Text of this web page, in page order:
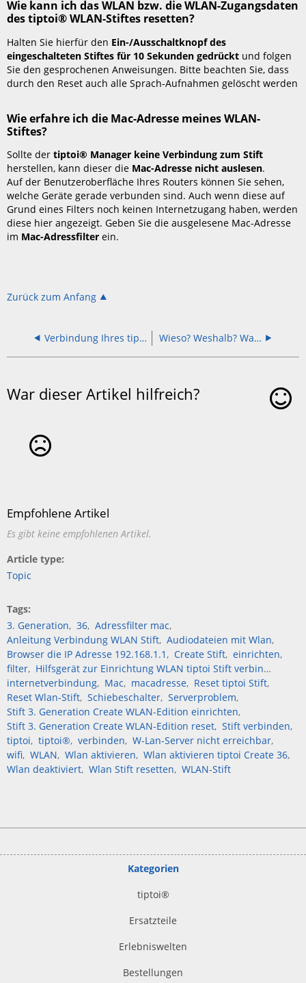
Wie kann ich das WLAN bzw. die WLAN-Zugangsdaten
des tiptoi® WLAN-Stiftes resetten?
Halten Sie hierfür den Ein-/Ausschaltknopf des
eingeschalteten Stiftes für 10 Sekunden gedrückt und folgen
Sie den gesprochenen Anweisungen. Bitte beachten Sie, dass
durch den Reset auch alle Sprach-Aufnahmen gelöscht werden
Wie erfahre ich die Mac-Adresse meines WLAN-
Stiftes?
Sollte dertiptoi® Manager keine Verbindung zum Stift
herstellen, kann dieser die Mac-Adresse nicht auslesen.
Auf der Benutzeroberfläche Ihres Routers können Sie sehen,
welche Geräte gerade verbunden sind. Auch wenn diese auf
Grund eines Filters noch keinen Internetzugang haben, werden
diese hier angezeigt. Geben Sie die ausgelesene Mac-Adresse
im Mac-Adressfilter ein.
Zurück zum Anfang
Verbindung Ihres tiptoi® Stiftes mit dem Computer Wieso? Weshalb? Warum? tiptoi® Unsere Jahreszeiten Update
War dieser Artikel hilfreich?
Empfohlene Artikel
Es gibt keine empfohlenen Artikel.
Article type
Topic
Tags
3. Generation
36 Adressfilter mac
Anleitung Verbindung WLAN Stift Audiodateien mit Wlan
Browser die IP Adresse 192.168.1.1
Create Stift einrichten
filter
Hilfsgerät zur Einrichtung WLAN tiptoi Stift verbinden
internetverbindung
Mac macadresse
Reset tiptoi Stift
Reset Wlan-Stift Schiebeschalter Serverproblem
Stift 3. Generation Create WLAN-Edition einrichten
Stift 3. Generation Create WLAN-Edition reset Stift verbinden
tiptoi
tiptoi® verbinden
W-Lan-Server nicht erreichbar
wifi
WLAN Wlan aktivieren
Wlan aktivieren tiptoi Create 36
Wlan deaktiviert Wlan Stift resetten WLAN-Stift
Kategorien
tiptoi®
Ersatzteile
Erlebniswelten
Bestellungen